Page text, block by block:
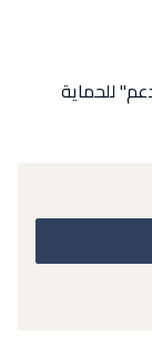
للحماية